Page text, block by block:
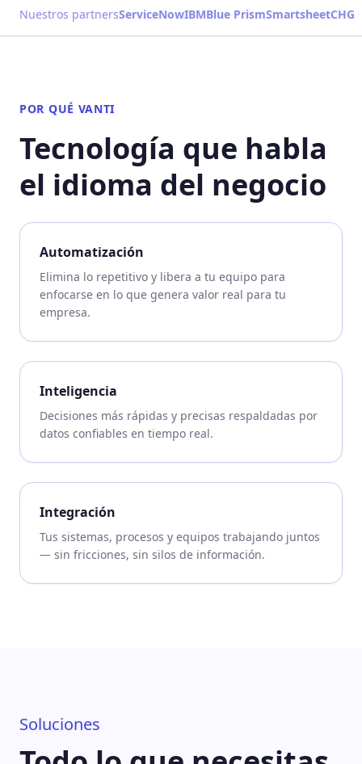
Nuestros partnersServiceNowIBMBlue PrismSmartsheetCHG
POR QUÉ VANTI
Tecnología que habla
el idioma del negocio
Automatización
Elimina lo repetitivo y libera a tu equipo para
enfocarse en lo que genera valor real para tu
empresa.
Inteligencia
Decisiones más rápidas y precisas respaldadas por
datos confiables en tiempo real.
Integración
Tus sistemas, procesos y equipos trabajando juntos
— sin fricciones, sin silos de información.
Soluciones